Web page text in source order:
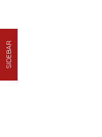
SIDEBAR